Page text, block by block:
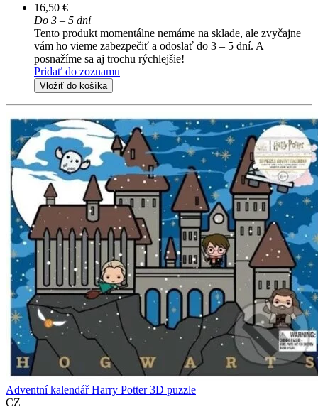
16,50 €
Do 3 – 5 dní
Tento produkt momentálne nemáme na sklade, ale zvyčajne
vám ho vieme zabezpečiť a odoslať do 3 – 5 dní. A
posnažíme sa aj trochu rýchlejšie!
Pridať do zoznamu
Vložiť do košíka
Adventní kalendář Harry Potter 3D puzzle
CZ